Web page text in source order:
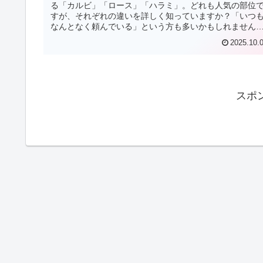
る「カルビ」「ロース」「ハラミ」。どれも人気の部位
すが、それぞれの違いを詳しく知っていますか？「いつも
なんとなく頼んでいる」という方も多いかもしれません。
スポ